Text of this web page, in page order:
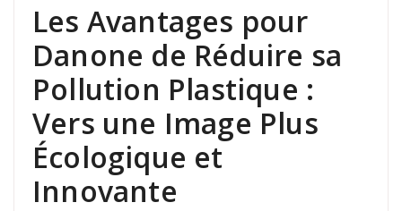
Les Avantages pour
Danone de Réduire sa
Pollution Plastique :
Vers une Image Plus
Écologique et
Innovante